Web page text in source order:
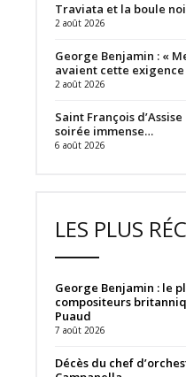
Traviata et la boule
2 août 2026
George Benjamin : «
avaient cette
2 août 2026
Saint François
soirée immense…
6 août 2026
LES PLUS
George Benjamin : le
compositeurs
Puaud
7 août 2026
Décès du chef